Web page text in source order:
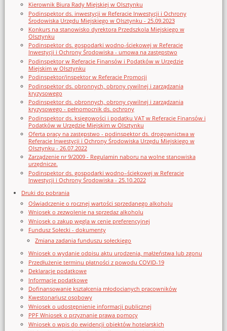
Kierownik Biura Rady Miejskiej w Olsztynku
Podinspektor ds. inwestycji w Referacie Inwestycji i Ochrony
Środowiska Urzędu Miejskiego w Olsztynku - 25.09.2023
Konkurs na stanowisko dyrektora Przedszkola Miejskiego w
Olsztynku
Podinspektor ds. gospodarki wodno-ściekowej w Referacie
Inwestycji i Ochrony Środowiska - umowa na zastępstwo
Podinspektor w Referacie Finansów i Podatków w Urzędzie
Miejskim w Olsztynku
Podinspektor/inspektor w Referacie Promocji
Podinspektor ds. obronnych, obrony cywilnej i zarządzania
kryzysowego
Podinspektor ds. obronnych, obrony cywilnej i zarządzania
kryzysowego - pełnomocnik ds. ochrony
Podinspektor ds. księgowości i podatku VAT w Referacie Finansów i
Podatków w Urzędzie Miejskim w Olsztynku
Oferta pracy na zastępstwo - podinspektor ds. drogownictwa w
Referacie Inwestycji i Ochrony Środowiska Urzędu Miejskiego w
Olsztynku - 26.07.2022
Zarządzenie nr 9/2009 - Regulamin naboru na wolne stanowiska
urzędnicze.
Podinspektor ds. gospodarki wodno–ściekowej w Referacie
Inwestycji i Ochrony Środowiska - 25.10.2022
Druki do pobrania
Oświadczenie o rocznej wartości sprzedanego alkoholu
Wniosek o zezwolenie na sprzedaz alkoholu
Wniosek o zakup węgla w cenie preferencyjnej
Fundusz Sołecki - dokumenty
Zmiana zadania funduszu sołeckiego
Wniosek o wydanie odpisu aktu urodzenia, małżeństwa lub zgonu
Przedłużenie terminu płatności z powodu COVID-19
Deklaracje podatkowe
Informacje podatkowe
Dofinansowanie kształcenia młodocianych pracowników
Kwestonariusz osobowy
Wniosek o udostępnienie informacji publicznej
PPF Wniosek o przyznanie prawa pomocy
Wniosek o wpis do ewidencji obiektów hotelarskich